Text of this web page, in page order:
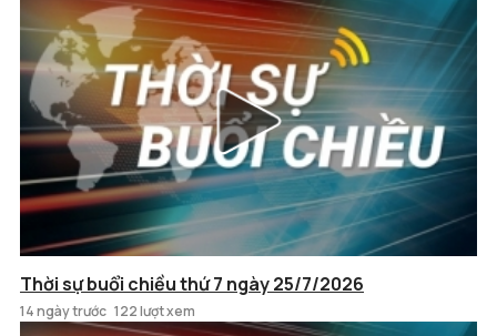
Thời sự buổi chiều thứ 7 ngày 25/7/2026
14 ngày trước 122 lượt xem